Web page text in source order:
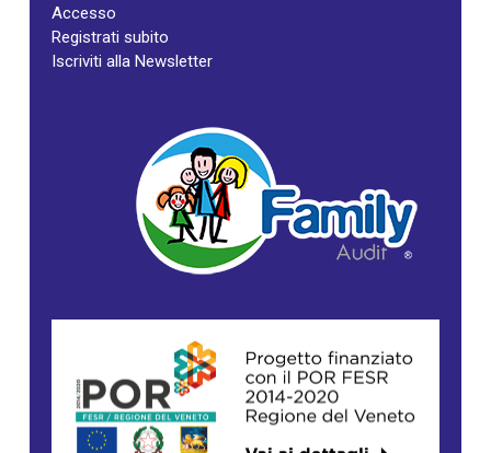
Accesso
Registrati subito
Iscriviti alla Newsletter